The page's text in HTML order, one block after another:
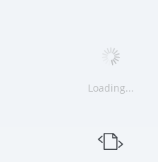
Loading...